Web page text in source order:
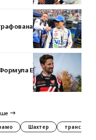
на 10 000 евро
Е
Шахтер трансферы